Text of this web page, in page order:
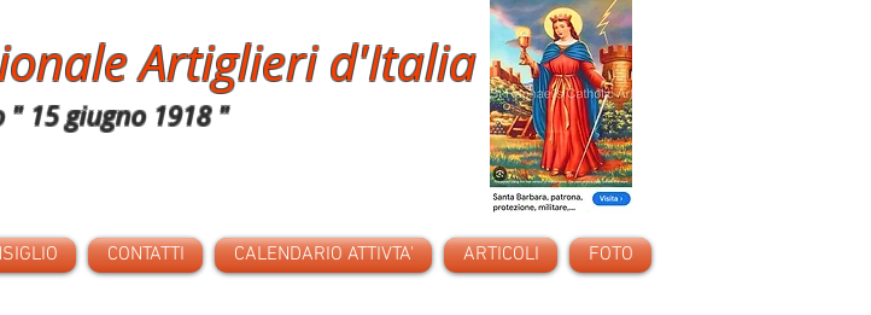
Artiglieri d'Italia
" 15 giugno 1918 "
CONTATTI CALENDARIO ATTIVTA' ARTICOLI FOTO